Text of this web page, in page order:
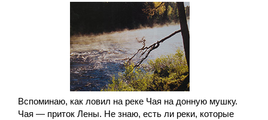
Вспоминаю, как ловил на реке Чая на донную мушку.
Чая — приток Лены. Не знаю, есть ли реки, которые